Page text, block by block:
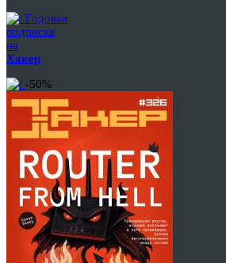
Годовая
подписка
на
Хакер
-50%